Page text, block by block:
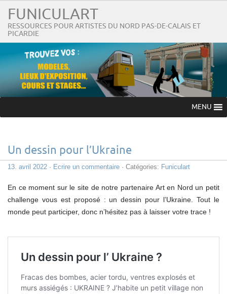
FUNICULART
RESSOURCES POUR ARTISTES DU NORD PAS-DE-CALAIS ET
PICARDIE
MENU
Un dessin pour l’Ukraine
13. avril 2022 · Ecrire un commentaire · Catégories: Funiculart
En ce moment sur le site de notre partenaire Art en Nord un petit
challenge vous est proposé : un dessin pour l’Ukraine. Tout le
monde peut participer, donc n’hésitez pas à laisser votre trace !